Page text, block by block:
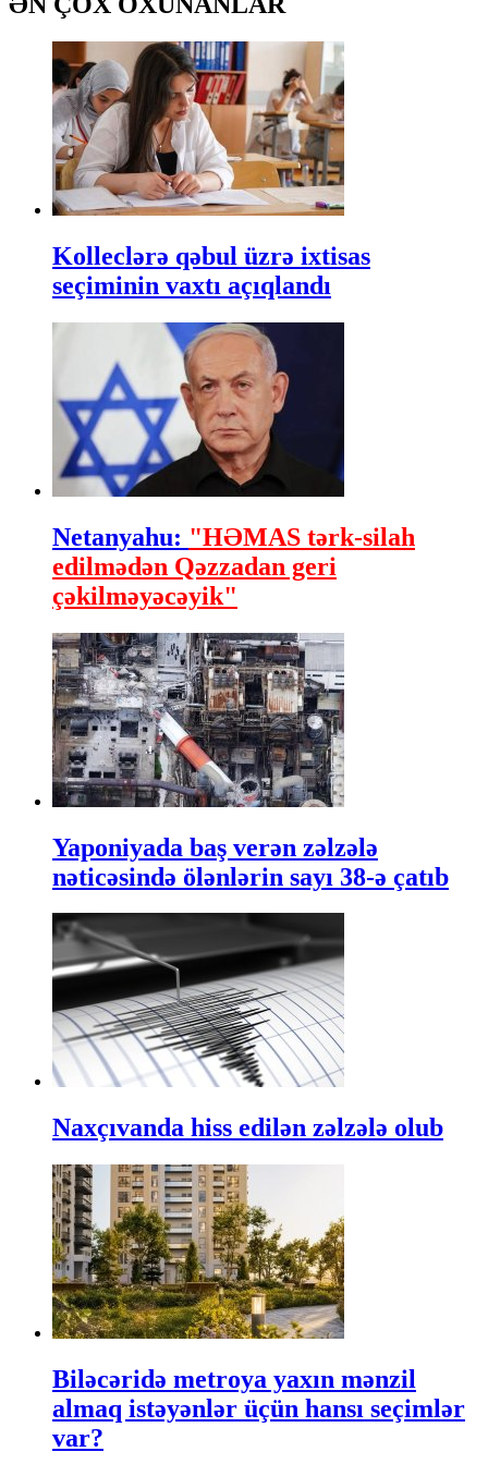
Kolleclərə qəbul üzrə ixtisas
seçiminin vaxtı açıqlandı
Netanyahu: "HƏMAS tərk-silah
edilmədən Qəzzadan geri
çəkilməyəcəyik"
Yaponiyada baş verən zəlzələ
nəticəsində ölənlərin sayı 38-ə çatıb
Naxçıvanda hiss edilən zəlzələ olub
Biləcəridə metroya yaxın mənzil
almaq istəyənlər üçün hansı seçimlər
var?